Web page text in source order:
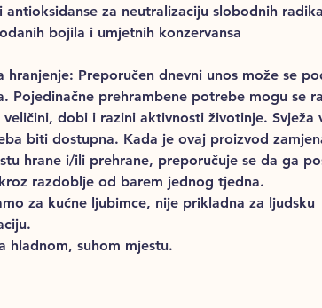
antioksidanse za neutralizaciju slobodnih
bojila i umjetnih konzervansa
hranjenje: Preporučen dnevni unos može se
Pojedinačne prehrambene potrebe mogu se
veličini, dobi i razini aktivnosti životinje. Svježa
biti dostupna. Kada je ovaj proizvod
hrane i/ili prehrane, preporučuje se da ga
razdoblje od barem jednog tjedna.
za kućne ljubimce, nije prikladna za ljudsku
hladnom, suhom mjestu.